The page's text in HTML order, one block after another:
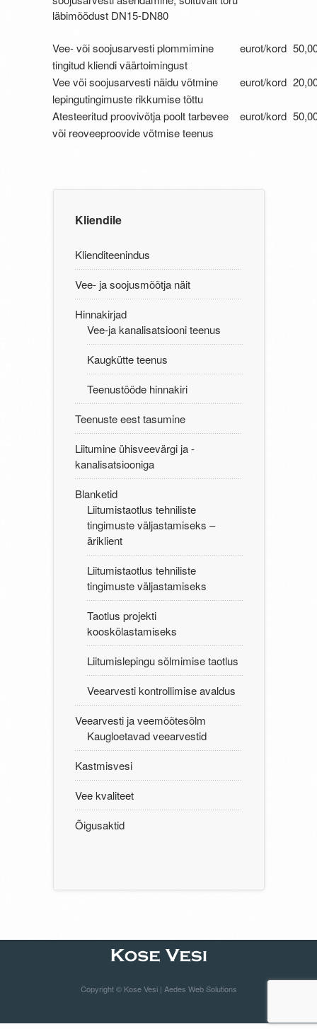
läbimõõdust DN15-DN80
Vee- või soojusarvesti plommimine
tingitud kliendi väärtoimingust
eurot/kord
Vee või soojusarvesti näidu võtmine
lepingutingimuste rikkumise tõttu
eurot/kord
Atesteeritud proovivõtja poolt tarbevee
või reoveeproovide võtmise teenus
eurot/kord
Kliendile
Klienditeenindus
Vee- ja soojusmõõtja näit
Hinnakirjad
Vee-ja kanalisatsiooni teenus
Kaugkütte teenus
Teenustööde hinnakiri
Teenuste eest tasumine
Liitumine ühisveevärgi ja -
kanalisatsiooniga
Blanketid
Liitumistaotlus tehniliste
tingimuste väljastamiseks –
äriklient
Liitumistaotlus tehniliste
tingimuste väljastamiseks
Taotlus projekti
kooskõlastamiseks
Liitumislepingu sõlmimise taotlus
Veearvesti kontrollimise avaldus
Veearvesti ja veemõõtesõlm
Kaugloetavad veearvestid
Kastmisvesi
Vee kvaliteet
Õigusaktid
Copyright © Kose Vesi | Aedes Web Solutions